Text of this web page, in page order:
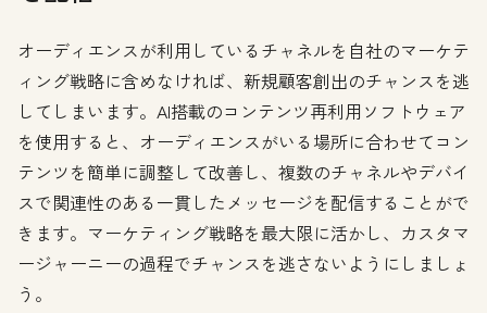
オーディエンスが利用しているチャネルを自社のマーケテ
ィング戦略に含めなければ、新規顧客創出のチャンスを逃
してしまいます。AI搭載のコンテンツ再利用ソフトウェア
を使用すると、オーディエンスがいる場所に合わせてコン
テンツを簡単に調整して改善し、複数のチャネルやデバイ
スで関連性のある一貫したメッセージを配信することがで
きます。マーケティング戦略を最大限に活かし、カスタマ
ージャーニーの過程でチャンスを逃さないようにしましょ
う。